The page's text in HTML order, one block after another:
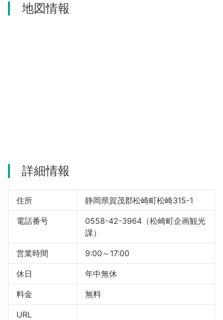
地図情報
詳細情報
住所 静岡県賀茂郡松崎町松崎315-1
電話番号
0558-42-3964（松崎町企画観光
課）
営業時間 9:00～17:00
休日 年中無休
料金 無料
URL